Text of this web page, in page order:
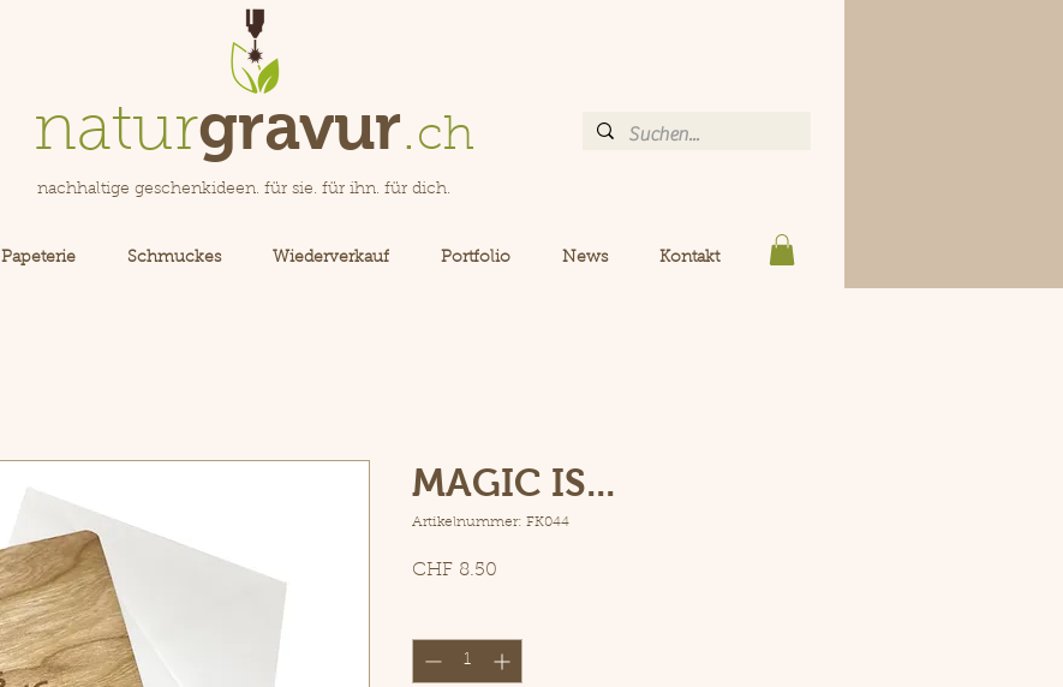
naturgravur.ch
nachhaltige geschenkideen. für sie. für ihn. für dich.
Papeterie Schmuckes Wiederverkauf Portfolio News Kontakt
MAGIC IS...
Artikelnummer: FK044
CHF 8.50Preis